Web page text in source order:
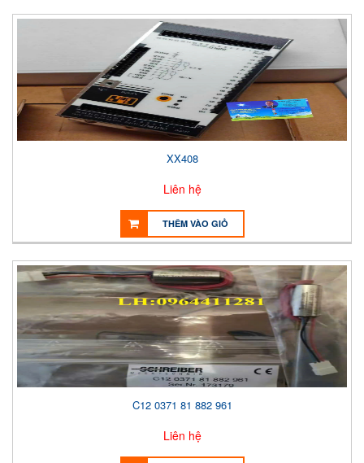
XX408
Liên hệ
THÊM VÀO GIỎ
C12 0371 81 882 961
Liên hệ